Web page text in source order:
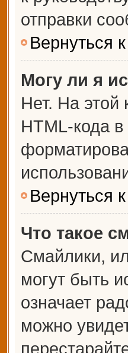
отправки
Вернуться
Могу ли я
Нет. На этой
HTML-кода
Вернуться
Что такое
Смайлики,
могут быть
означает
можно